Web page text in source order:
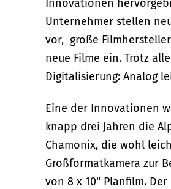
Innovationen
Unternehmer stellen
vor, große
neue Filme ein. Trotz
Digitalisierung: Analog
Eine der Innovationen
knapp drei Jahren die
Chamonix, die wohl
Großformatkamera zur
von 8 x 10“ Planfilm.